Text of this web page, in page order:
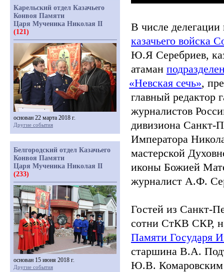
В числе делегации
казачьего войска
Ю.Я Серебриев,
атаман
«Невская сечь»,
главный редактор
журналистов
дивизиона Санкт-
Императора
мастерской
иконы Божией
журналист А.Ф.
Гостей из Санкт-
сотни СтКВ СКР,
Памяти Государя
старшина В.А.
Ю.В. Комаровским
Карельский отдел Казачьего
Конвоя Памяти
Царя Мученика Николая II
(121)
основан 22 марта 2018 г.
Другие события
Белгородский отдел Казачьего
Конвоя Памяти
Царя Мученика Николая II
(233)
основан 15 июня 2018 г.
Другие события